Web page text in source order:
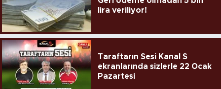
lira veriliyor!
Taraftarın Sesi Kanal S
ekranlarında sizlerle 22 Ocak
Pazartesi